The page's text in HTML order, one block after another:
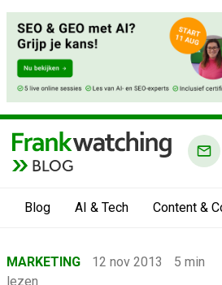
BLOG
Blog AI & Tech Content &
›MARKETING 12 nov 2013
5 min
lezen